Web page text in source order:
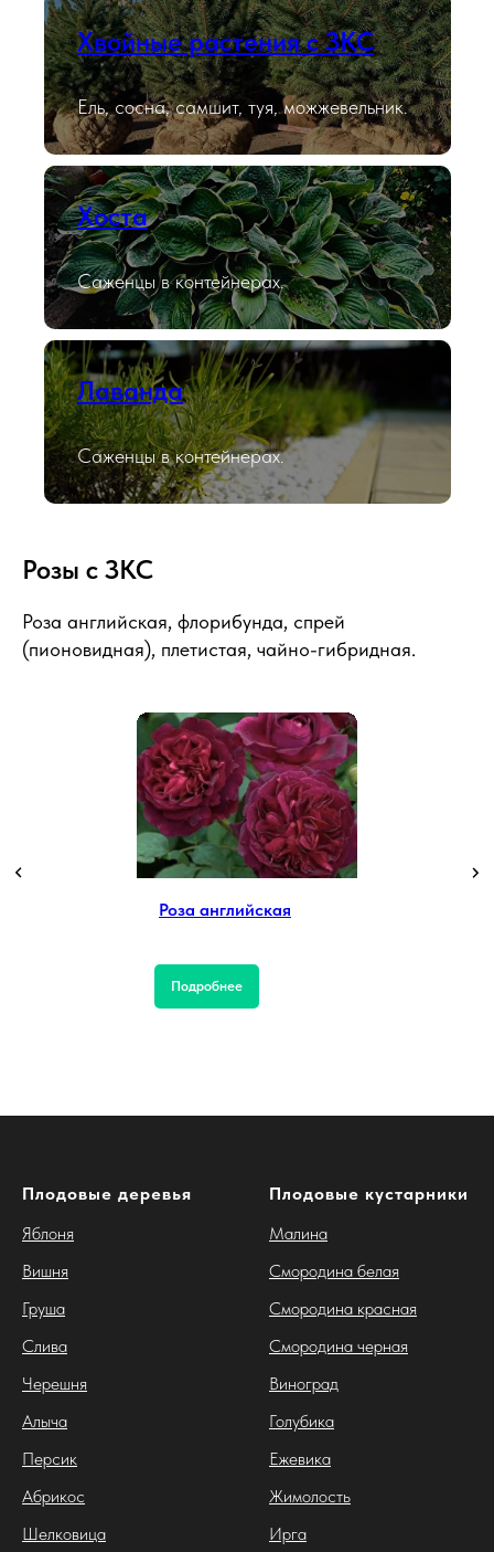
Хвойные растения с ЗКС
Ель, сосна, самшит, туя, можжевельник.
Хоста
Саженцы в контейнерах.
Лаванда
Саженцы в контейнерах.
Розы с ЗКС
Роза английская, флорибунда, спрей
(пионовидная), плетистая, чайно-гибридная.
Роза английская
Подробнее
Плодовые деревья
Яблоня
Вишня
Груша
Слива
Черешня
Алыча
Персик
Абрикос
Шелковица
Плодовые кустарники
Малина
Смородина белая
Смородина красная
Смородина черная
Виноград
Голубика
Ежевика
Жимолость
Ирга